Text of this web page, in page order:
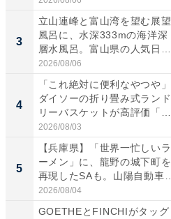
3
立山連峰と富山湾を望む展望
風呂に、水深333mの海洋深
層水風呂。富山県の人気日
帰...
2026/08/06
4
「これ絶対に便利なやつや」
ダイソーの折り畳み式ランド
リーバスケットが高評価「使
わ...
2026/08/03
5
【兵庫県】「世界一忙しいラ
ーメン」に、龍野の城下町を
再現したSAも。山陽自動車
道...
2026/08/04
GOETHEとFINCHIがタッグ